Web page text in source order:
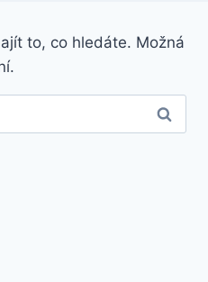
to, co hledáte. Možná